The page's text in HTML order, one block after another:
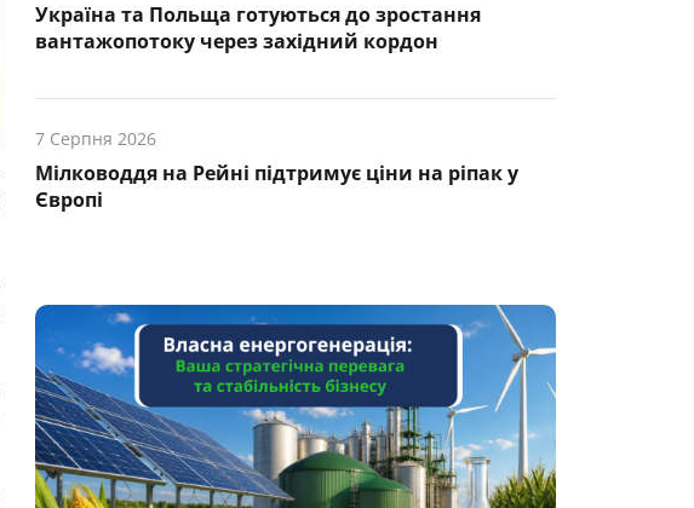
Україна та Польща готуються до зростання
вантажопотоку через західний кордон
7 Серпня 2026
Мілководдя на Рейні підтримує ціни на ріпак у
Європі